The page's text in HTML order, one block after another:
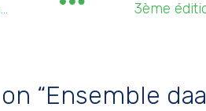
“Ensemble